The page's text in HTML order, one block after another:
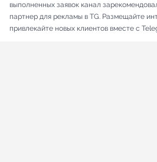
выполненных заявок канал
партнер для рекламы в TG. Размещайте
привлекайте новых клиентов вместе с